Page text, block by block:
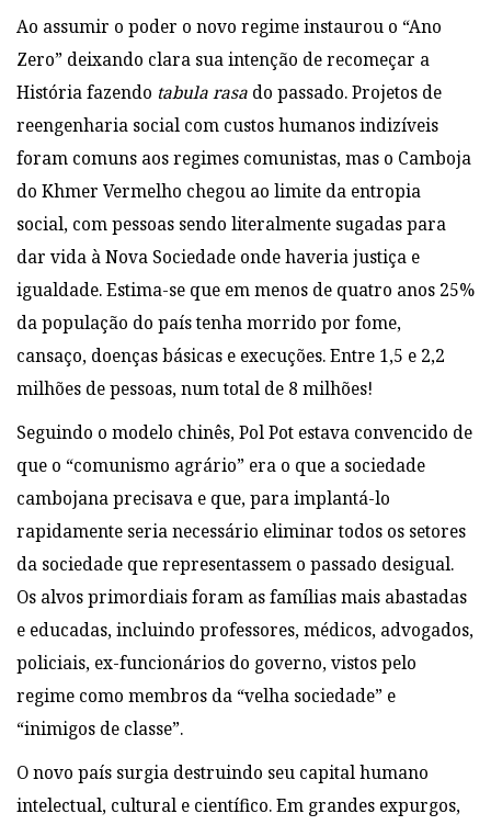
Ao assumir o poder o novo regime instaurou o “Ano
Zero” deixando clara sua intenção de recomeçar a
História fazendo tabula rasa do passado. Projetos de
reengenharia social com custos humanos indizíveis
foram comuns aos regimes comunistas, mas o Camboja
do Khmer Vermelho chegou ao limite da entropia
social, com pessoas sendo literalmente sugadas para
dar vida à Nova Sociedade onde haveria justiça e
igualdade. Estima-se que em menos de quatro anos 25%
da população do país tenha morrido por fome,
cansaço, doenças básicas e execuções. Entre 1,5 e 2,2
milhões de pessoas, num total de 8 milhões!
Seguindo o modelo chinês, Pol Pot estava convencido de
que o “comunismo agrário” era o que a sociedade
cambojana precisava e que, para implantá-lo
rapidamente seria necessário eliminar todos os setores
da sociedade que representassem o passado desigual.
Os alvos primordiais foram as famílias mais abastadas
e educadas, incluindo professores, médicos, advogados,
policiais, ex-funcionários do governo, vistos pelo
regime como membros da “velha sociedade” e
“inimigos de classe”.
O novo país surgia destruindo seu capital humano
intelectual, cultural e científico. Em grandes expurgos,